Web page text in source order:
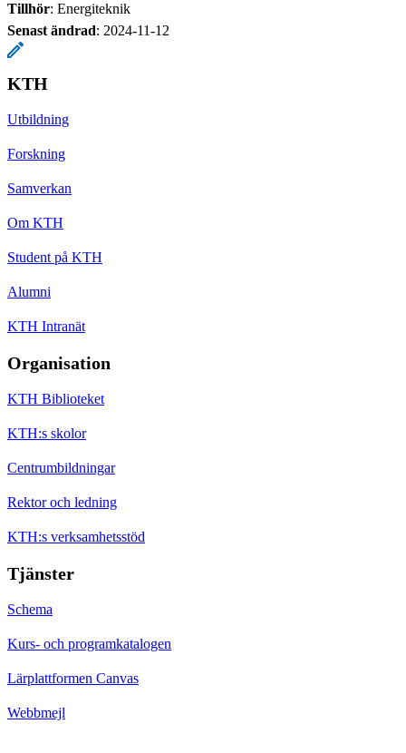
Tillhör: Energiteknik
Senast ändrad: 2024-11-12
KTH
Utbildning
Forskning
Samverkan
Om KTH
Student på KTH
Alumni
KTH Intranät
Organisation
KTH Biblioteket
KTH:s skolor
Centrumbildningar
Rektor och ledning
KTH:s verksamhetsstöd
Tjänster
Schema
Kurs- och programkatalogen
Lärplattformen Canvas
Webbmejl